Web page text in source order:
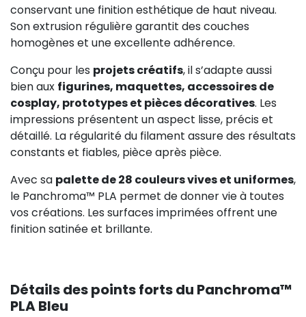
conservant une finition esthétique de haut niveau.
Son extrusion régulière garantit des couches
homogènes et une excellente adhérence.
Conçu pour les projets créatifs, il s’adapte aussi
bien aux figurines, maquettes, accessoires de
cosplay, prototypes et pièces décoratives. Les
impressions présentent un aspect lisse, précis et
détaillé. La régularité du filament assure des résultats
constants et fiables, pièce après pièce.
Avec sa palette de 28 couleurs vives et uniformes,
le Panchroma™ PLA permet de donner vie à toutes
vos créations. Les surfaces imprimées offrent une
finition satinée et brillante.
Détails des points forts du Panchroma™
PLA Bleu